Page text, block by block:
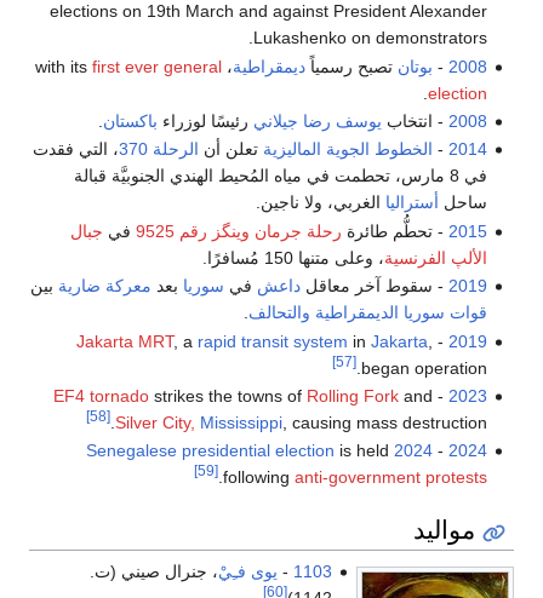
elections on 19th March and against President Alexander
Lukashenko on demonstrators.
2008
- بوتان تصبح رسمياًديمقراطية، with itsfirst ever general
election
2008 - انتخاب يوسف رضا جيلاني رئيسًا لوزراء باكستان
2014
- الخطوط الجوية الماليزية تعلن أن الرحلة 370
، التي فقدت
في 8 مارس، تحطمت في مياه المُحيط الهندي الجنوبيَّة قبالة
ساحل أستراليا الغربي، ولا ناجين.
2015 - تحطُّم طائرة رحلة جرمان وينگز رقم 9525 في جبال
الألپ الفرنسية، وعلى متنها 150 مُسافرًا.
2019 - سقوط آخر معاقلداعش في سوريا بعد معركة ضارية بين
قوات سوريا الديمقراطية والتحالف.
2019
-
Jakarta MRT, a rapid transit system in Jakarta
began operation.
[57]
2023
-
EF4 tornadostrikes the towns of Rolling Forkand
Silver City, Mississippi, causing mass destruction.
[58]
2024
-
2024 Senegalese presidential election
is held
following anti-government protests
.
[59]
مواليد
1103
- يوى فـِيْ، جنرال صيني (ت.
[60]